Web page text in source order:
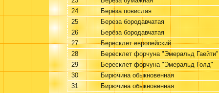
24
Берёза повислая
25
Береза бородавчатая
26
Берёза бородавчатая
27
Бересклет европейский
28
Бересклет форчуна "Эмеральд Гаейти"
29
Бересклет форчуна "Эмеральд Голд"
30
Бирючина обыкновенная
31
Бирючина обыкновенная